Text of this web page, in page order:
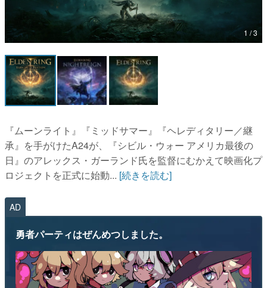
女性向け
アプリレビュー
その他
運営：株式会社マレ
1 / 3
『ムーンライト』『ミッドサマー』『ヘレディタリー／継
承』を手がけたA24が、『シビル・ウォー アメリカ最後の
日』のアレックス・ガーランド氏を監督にむかえて映画化プ
ロジェクトを正式に始動... [続きを読む]
AD
勇者パーティはぜんめつしました。